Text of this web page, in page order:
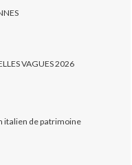
VAGUES 2026
italien de patrimoine